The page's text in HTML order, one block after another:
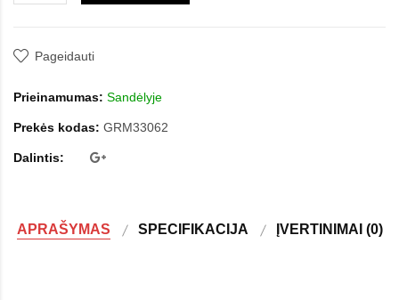
Pageidauti
Prieinamumas: Sandėlyje
Prekės kodas: GRM33062
Dalintis:
APRAŠYMAS SPECIFIKACIJA ĮVERTINIMAI (0)